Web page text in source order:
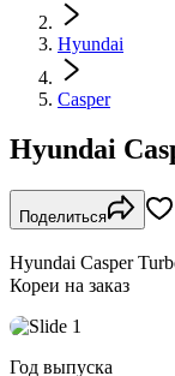
Hyundai
Casper
Hyundai
Поделиться
Hyundai Casper
Кореи на заказ
Год выпуска